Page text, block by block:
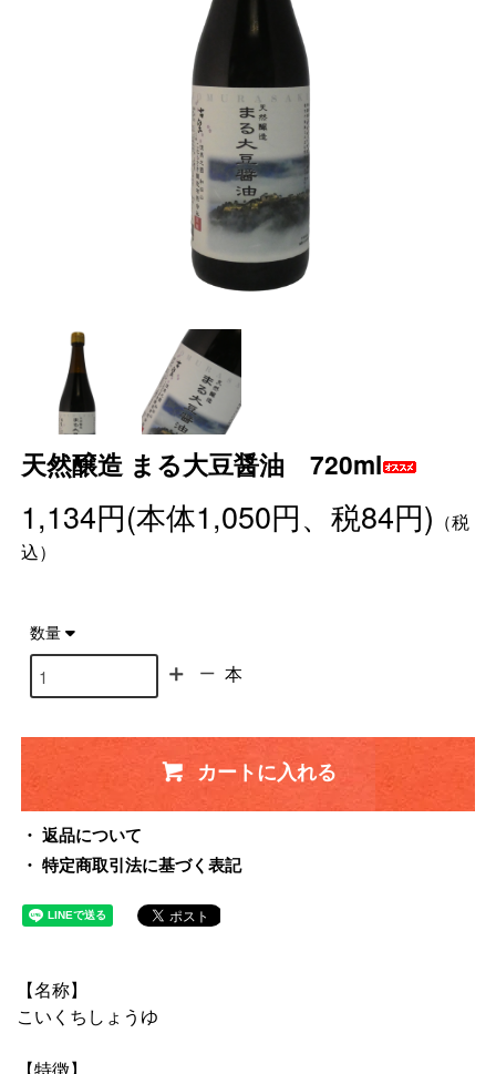
天然醸造 まる大豆醤油 720ml
1,134円(本体1,050円、税84円) （税
込）
数量
本
カートに入れる
返品について
特定商取引法に基づく表記
【名称】
こいくちしょうゆ